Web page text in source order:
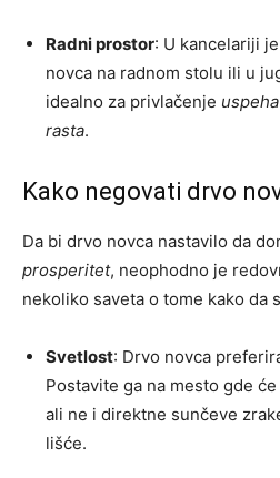
Radni prostor: U kancelariji
novca na radnom stolu ili u
idealno za privlačenje
rasta.
Kako negovati drvo
Da bi drvo novca nastavilo da
prosperitet, neophodno je
nekoliko saveta o tome kako da
Svetlost: Drvo novca
Postavite ga na mesto gde
ali ne i direktne sunčeve
lišće.